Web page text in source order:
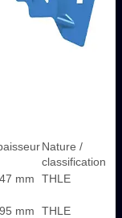
Nature /
classification
mm THLE
mm THLE